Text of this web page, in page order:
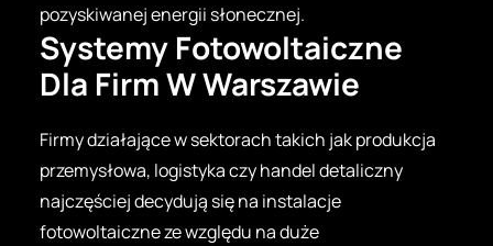
pozyskiwanej energii słonecznej.
Systemy Fotowoltaiczne
Dla Firm W Warszawie
Firmy działające w sektorach takich jak produkcja
przemysłowa, logistyka czy handel detaliczny
najczęściej decydują się na instalacje
fotowoltaiczne ze względu na duże